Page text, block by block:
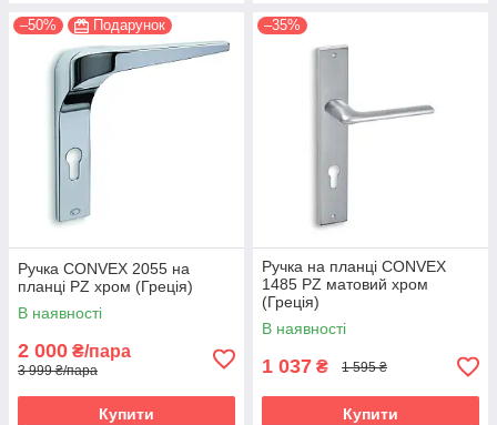
–50% Подарунок
Ручка CONVEX 2055 на
планці PZ хром (Греція)
В наявності
2 000 ₴/пара
3 999 ₴/пара
Купити
–35%
Ручка на планці CONVEX
1485 PZ матовий хром
(Греція)
В наявності
1 037 ₴ 1 595 ₴
Купити